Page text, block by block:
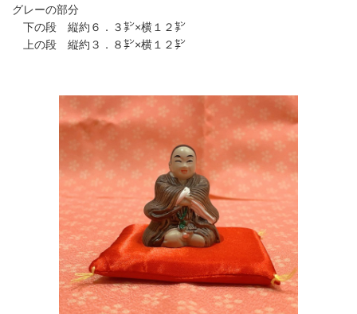
グレーの部分
下の段 縦約６．３㌢×横１２㌢
上の段 縦約３．８㌢×横１２㌢